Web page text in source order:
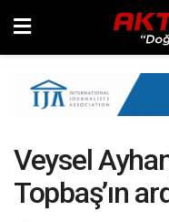
Veysel
Topbaş’ın